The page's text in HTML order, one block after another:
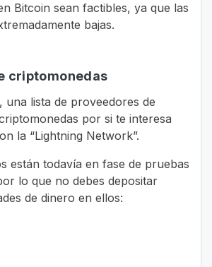
Bitcoin sean factibles, ya que las
bajas.
criptomonedas
una lista de proveedores de
por si te interesa
la “Lightning Network”.
están todavía en fase de pruebas
lo que no debes depositar
de dinero en ellos: